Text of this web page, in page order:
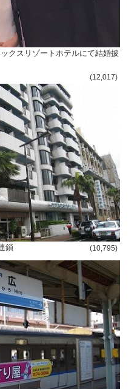
クスリゾートホテルにて結婚披
(12,017)
鎖 (10,795)